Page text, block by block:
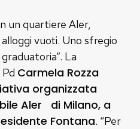
un quartiere Aler,
vuoti. Uno sfregio
La
Carmela Rozza
organizzata
Aler di Milano, a
Fontana. “Per